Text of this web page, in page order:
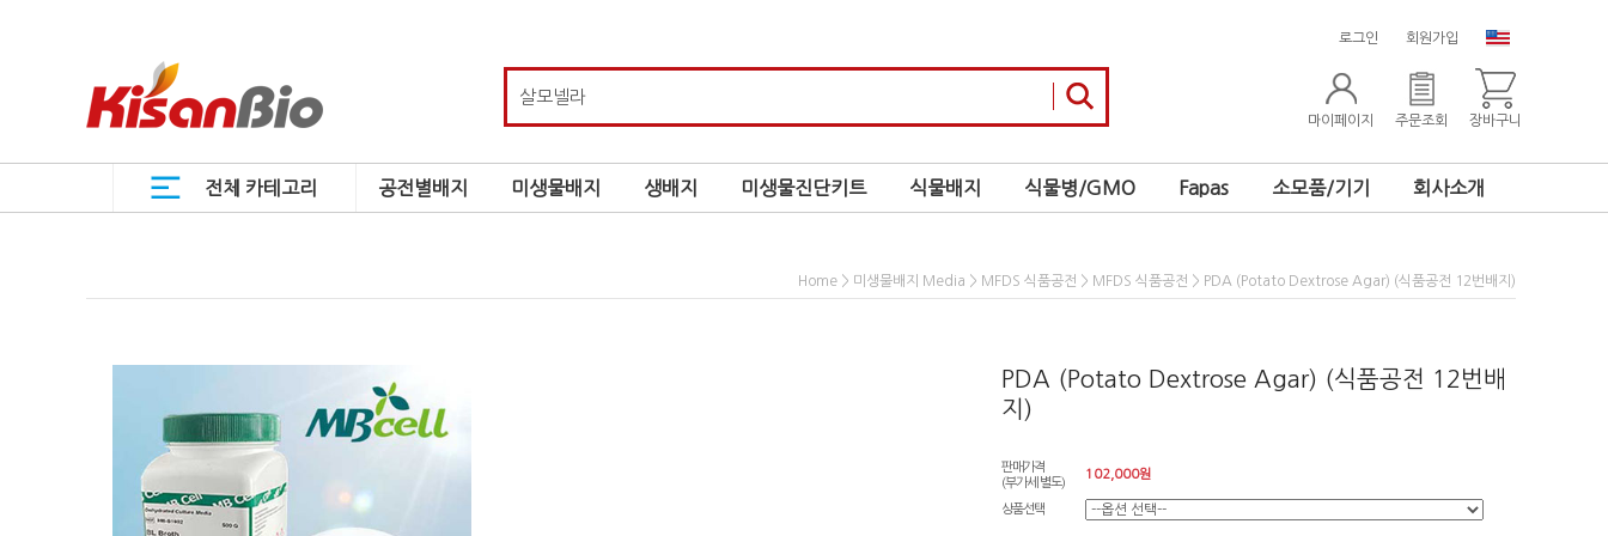
로그인 회원가입
마이페이지 주문조회 장바구니
전체 카테고리 공전별배지 미생물배지 생배지 미생물진단키트 식물배지 식물병/GMO Fapas 소모품/기기 회사소개
Home > 미생물배지 Media > MFDS 식품공전 > MFDS 식품공전 > PDA (Potato Dextrose Agar) (식품공전 12번배지)
PDA (Potato Dextrose Agar) (식품공전 12번배
지)
판매가격
(부가세 별도)
102,000원
상품선택